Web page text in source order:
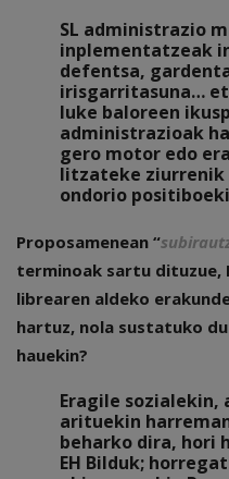
SL administrazio
inplementatzeak
defentsa,
irisgarritasuna…
luke baloreen
administrazioak
gero motor edo
litzateke ziurrenik
ondorio
Proposamenean “
terminoak sartu dituzue,
librearen aldeko
hartuz, nola sustatuko
hauekin?
Eragile
arituekin
beharko dira, hori
EH Bilduk;